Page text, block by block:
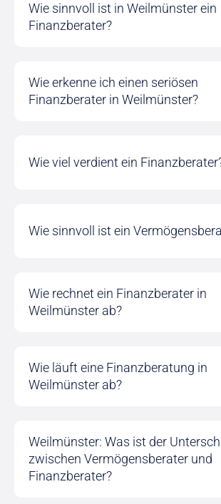
Wie sinnvoll ist in Weilmünster ein
Finanzberater?
Wie erkenne ich einen seriösen
Finanzberater in Weilmünster?
Wie viel verdient ein
Wie sinnvoll ist ein
Wie rechnet ein Finanzberater in
Weilmünster ab?
Wie läuft eine Finanzberatung in
Weilmünster ab?
Weilmünster: Was ist der
zwischen Vermögensberater und
Finanzberater?